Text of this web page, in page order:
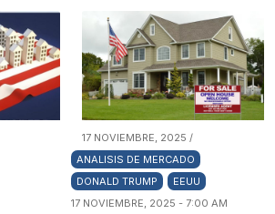
17 NOVIEMBRE, 2025 /
ANALISIS DE MERCADO
DONALD TRUMP
EEUU
17 NOVIEMBRE, 2025 - 7:00 AM